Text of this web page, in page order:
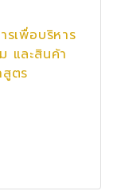
รเพื่อบริหาร
และสินค้า
ตร